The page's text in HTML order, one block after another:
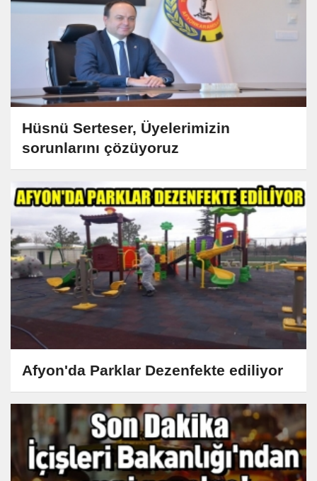
Hüsnü Serteser, Üyelerimizin
sorunlarını çözüyoruz
Afyon'da Parklar Dezenfekte ediliyor